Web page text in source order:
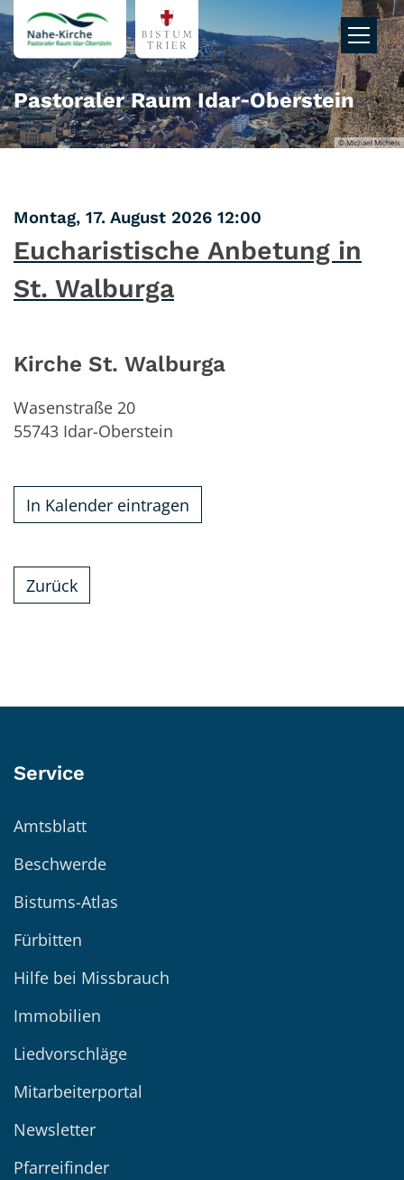
Zum Inhalt springen
© Michael Michels
Pastoraler Raum Idar‑Oberstein
Montag, 17. August 2026 12:00
Eucharistische Anbetung in
St. Walburga
Kirche St. Walburga
Wasenstraße 20
55743 Idar-Oberstein
In Kalender eintragen
Zurück
Service
Amtsblatt
Beschwerde
Bistums-Atlas
Fürbitten
Hilfe bei Missbrauch
Immobilien
Liedvorschläge
Mitarbeiterportal
Newsletter
Pfarreifinder